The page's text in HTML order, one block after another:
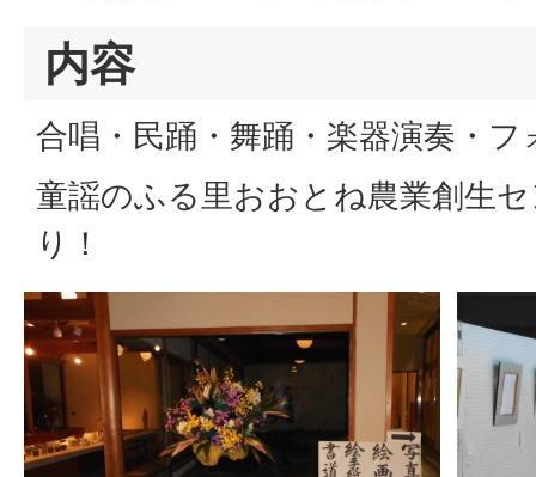
内容
合唱・民踊・舞踊・楽器演奏・
童謡のふる里おおとね農業創生
り！